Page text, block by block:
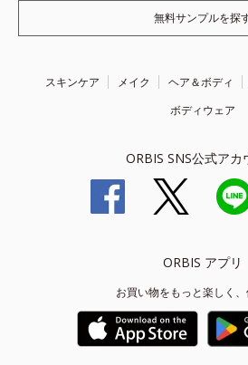
無料サンプルを探
スキンケア メイク ヘア＆ボディ
ボディウェア
ORBIS SNS公式アカ
ORBIS アプリ
お買い物をもっと楽しく、